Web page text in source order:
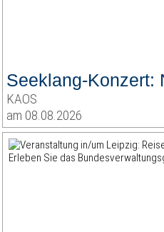
Seeklang-Konzert:
KAOS
am 08.08.2026